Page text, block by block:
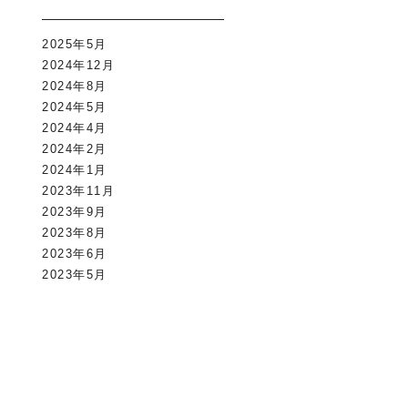
2025年5月
2024年12月
2024年8月
2024年5月
2024年4月
2024年2月
2024年1月
2023年11月
2023年9月
2023年8月
2023年6月
2023年5月